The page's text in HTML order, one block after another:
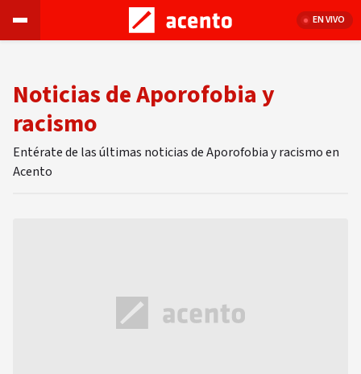
EN VIVO
Noticias de Aporofobia y
racismo
Entérate de las últimas noticias de Aporofobia y racismo en
Acento